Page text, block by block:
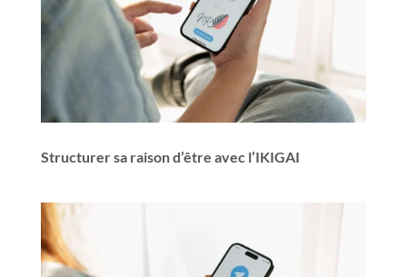
Structurer sa raison d’être avec l’IKIGAI